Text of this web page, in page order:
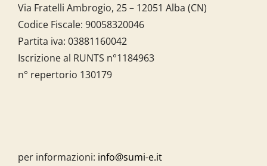
Via Fratelli Ambrogio, 25 – 12051 Alba (CN)
Codice Fiscale: 90058320046
Partita iva: 03881160042
Iscrizione al RUNTS n°1184963
n° repertorio 130179
per informazioni: info@sumi-e.it